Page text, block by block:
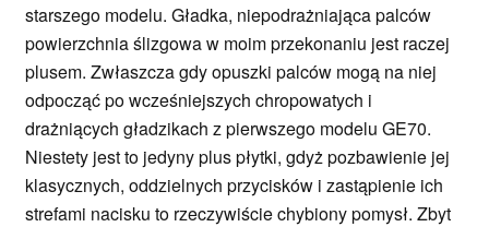
starszego modelu. Gładka, niepodrażniająca palców
powierzchnia ślizgowa w moim przekonaniu jest raczej
plusem. Zwłaszcza gdy opuszki palców mogą na niej
odpocząć po wcześniejszych chropowatych i
drażniących gładzikach z pierwszego modelu GE70.
Niestety jest to jedyny plus płytki, gdyż pozbawienie jej
klasycznych, oddzielnych przycisków i zastąpienie ich
strefami nacisku to rzeczywiście chybiony pomysł. Zbyt